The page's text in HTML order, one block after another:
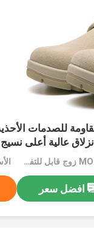
للصدمات
عالية أعلى
MOQ：1000 زوج قابل للتفاوض
افضل سعر